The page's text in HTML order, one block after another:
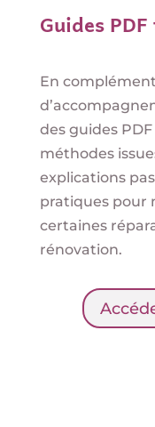
Guides
En
des guides
méthodes
explications
pratiques pour
certaines
rénovation.